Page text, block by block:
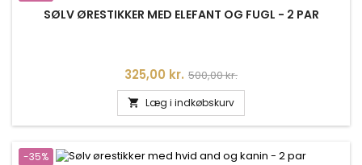
SØLV ØRESTIKKER MED ELEFANT OG FUGL - 2 PAR
Pris
325,00 kr. Normalpris
500,00 kr.
 Læg i indkøbskurv
-35%